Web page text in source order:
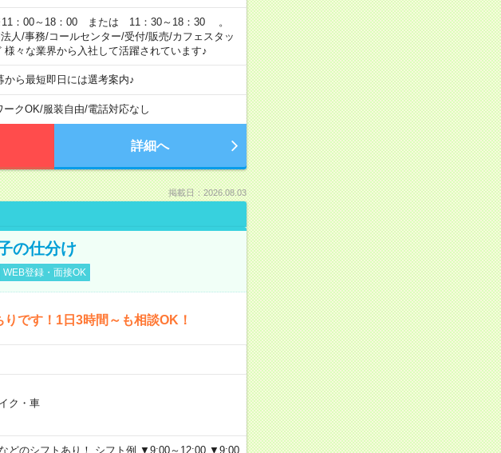
：00～18：00 または 11：30～18：30 。
人/事務/コールセンター/受付/販売/カフェスタッ
々な業界から入社して活躍されています♪
から最短即日には選考案内♪
ークOK/服装自由/電話対応なし
詳細へ
掲載日：2026.08.03
の仕分け
WEB登録・面接OK
です！1日3時間～も相談OK！
ク・車
どのシフトあり！ シフト例 ▼9:00～12:00 ▼9:00